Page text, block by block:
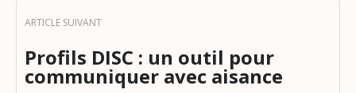
Profils DISC : un outil pour
communiquer avec aisance